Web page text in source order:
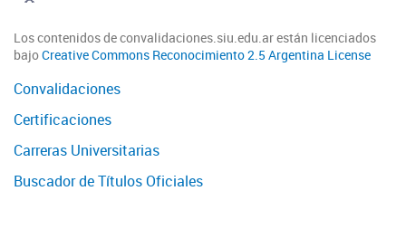
Los contenidos de convalidaciones.siu.edu.ar están licenciados
bajoCreative Commons Reconocimiento 2.5 Argentina License
Convalidaciones
Certificaciones
Carreras Universitarias
Buscador de Títulos Oficiales